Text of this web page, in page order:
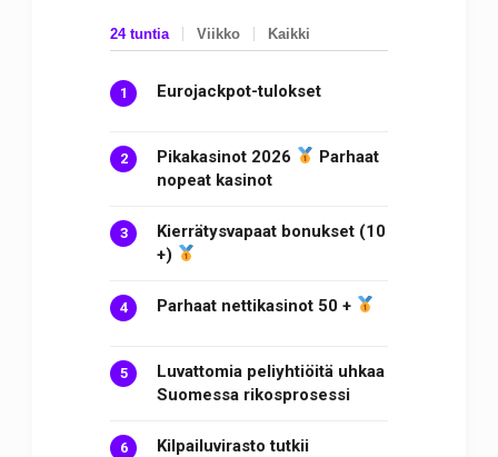
24 tuntia Viikko Kaikki
Eurojackpot-tulokset
Pikakasinot 2026
Parhaat
nopeat kasinot
Kierrätysvapaat bonukset (10
+)
Parhaat nettikasinot 50 +
Luvattomia peliyhtiöitä uhkaa
Suomessa rikosprosessi
Kilpailuvirasto tutkii